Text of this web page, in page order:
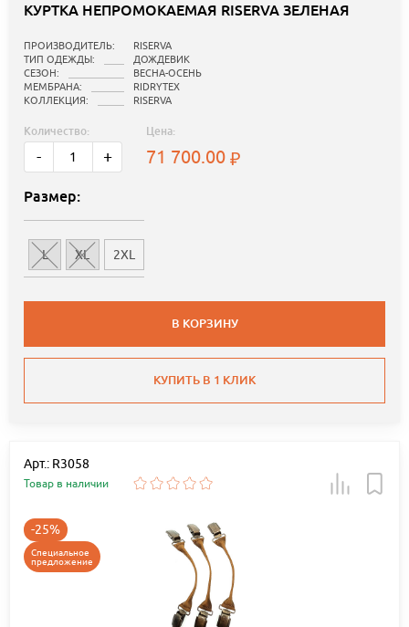
КУРТКА НЕПРОМОКАЕМАЯ RISERVA ЗЕЛЕНАЯ
ПРОИЗВОДИТЕЛЬ:
RISERVA
ТИП ОДЕЖДЫ:
ДОЖДЕВИК
СЕЗОН:
ВЕСНА-ОСЕНЬ
МЕМБРАНА:
RIDRYTEX
КОЛЛЕКЦИЯ:
RISERVA
Количество:
- +
Цена:
71 700.00
Размер:
L XL 2XL
В КОРЗИНУ
КУПИТЬ В 1 КЛИК
Арт.: R3058
Товар в наличии
-25%
Специальное
предложение